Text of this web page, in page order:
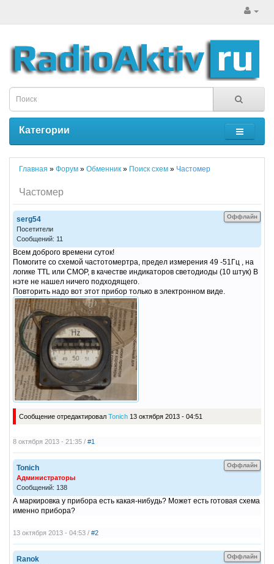
Категории
Главная » Форум » Обменник » Поиск схем » Частомер
Частомер
Оффлайн
serg54
Посетители
Сообщений: 11
Всем доброго времени суток!
Помогите со схемой частотомертра, предел измерения 49 -51Гц , на
логике TTL или CMOP, в качестве индикаторов светодиоды (10 штук) В
нэте не нашел ничего подходящего.
Повторить надо вот этот прибор только в электронном виде.
Сообщение отредактировал Tonich 13 октября 2013 - 04:51
8 октября 2013 - 21:35 / #1
Оффлайн
Tonich
Администраторы
Сообщений: 138
А маркировка у прибора есть какая-нибудь? Может есть готовая схема
именно прибора?
13 октября 2013 - 04:53 / #2
Оффлайн
Ranok